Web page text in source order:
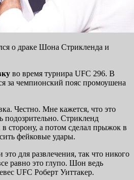
о драке Шона Стрикленда и
во время турнира UFC 296. В
за чемпионский пояс промоушена
Честно. Мне кажется, что это
подозрительно. Стрикленд
сторону, а потом сделал прыжок в
фейковые удары.
для развлечения, так что никого
равно это глупо. Шон ведь
UFC Роберт Уиттакер.